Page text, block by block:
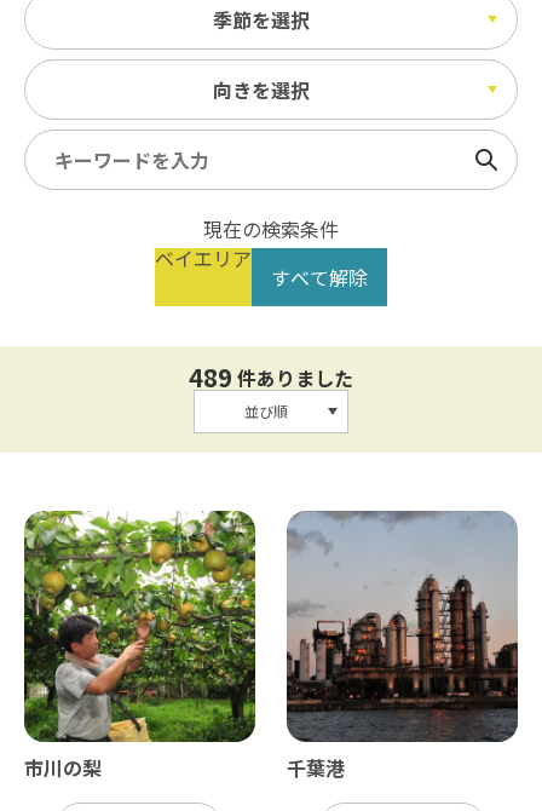
季節を選択
向きを選択
検索
現在の検索条件
ベイエリア
すべて解除
489 件ありました
並び順
市川の梨 千葉港